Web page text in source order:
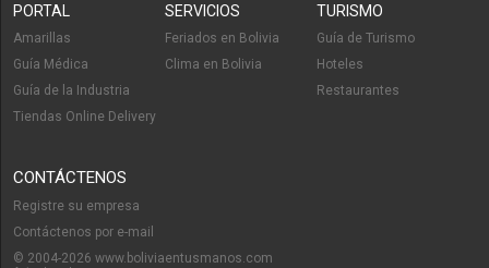
PORTAL
Amarillas
Guía Médica
Guía de la Industria
Tiendas Online Delivery
SERVICIOS
Feriados en Bolivia
Clima en Bolivia
TURISMO
Guía de Turismo
Hoteles
Restaurantes
CONTÁCTENOS
Registre su empresa
Contáctenos por e-mail
© 2004-2026 www.boliviaentusmanos.com